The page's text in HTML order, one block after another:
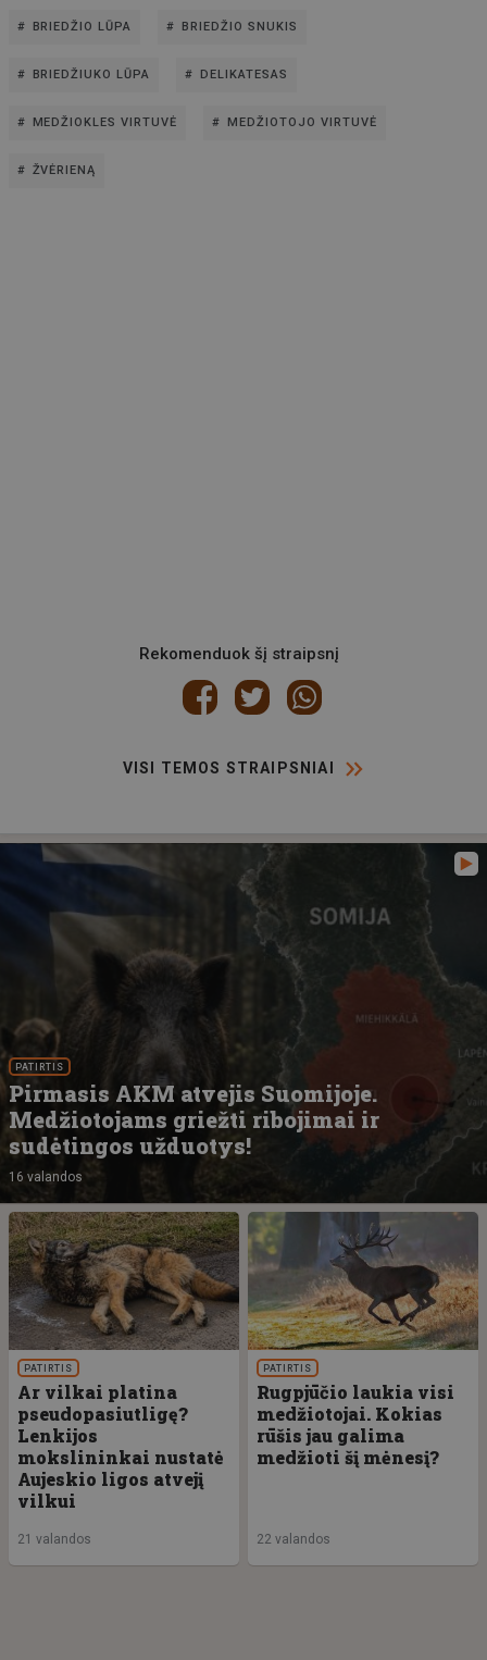
BRIEDŽIO LŪPA BRIEDŽIO SNUKIS
BRIEDŽIUKO LŪPA DELIKATESAS
MEDŽIOKLES VIRTUVĖ MEDŽIOTOJO VIRTUVĖ
ŽVĖRIENĄ
Rekomenduok šį straipsnį
VISI TEMOS STRAIPSNIAI
PATIRTIS
Pirmasis AKM atvejis Suomijoje.
Medžiotojams griežti ribojimai ir
sudėtingos užduotys!
16 valandos
PATIRTIS
Ar vilkai platina
pseudopasiutligę?
Lenkijos
mokslininkai nustatė
Aujeskio ligos atvejį
vilkui
21 valandos
PATIRTIS
Rugpjūčio laukia visi
medžiotojai. Kokias
rūšis jau galima
medžioti šį mėnesį?
22 valandos